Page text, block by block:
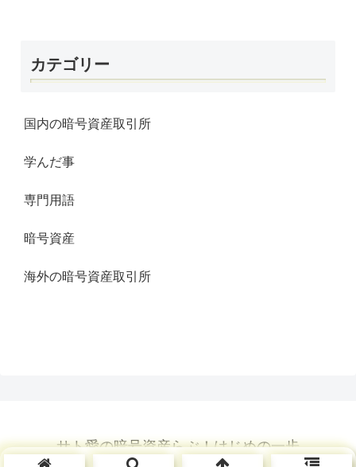
カテゴリー
国内の暗号資産取引所
学んだ事
専門用語
暗号資産
海外の暗号資産取引所
サト愛の暗号資産らぶ！はじめの一歩